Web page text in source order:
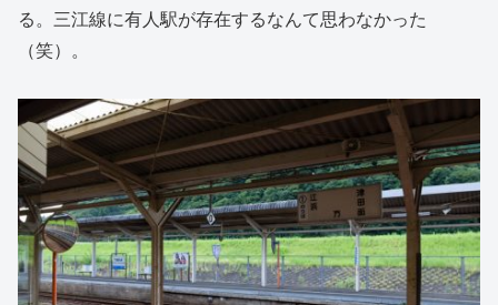
る。三江線に有人駅が存在するなんて思わなかった
（笑）。